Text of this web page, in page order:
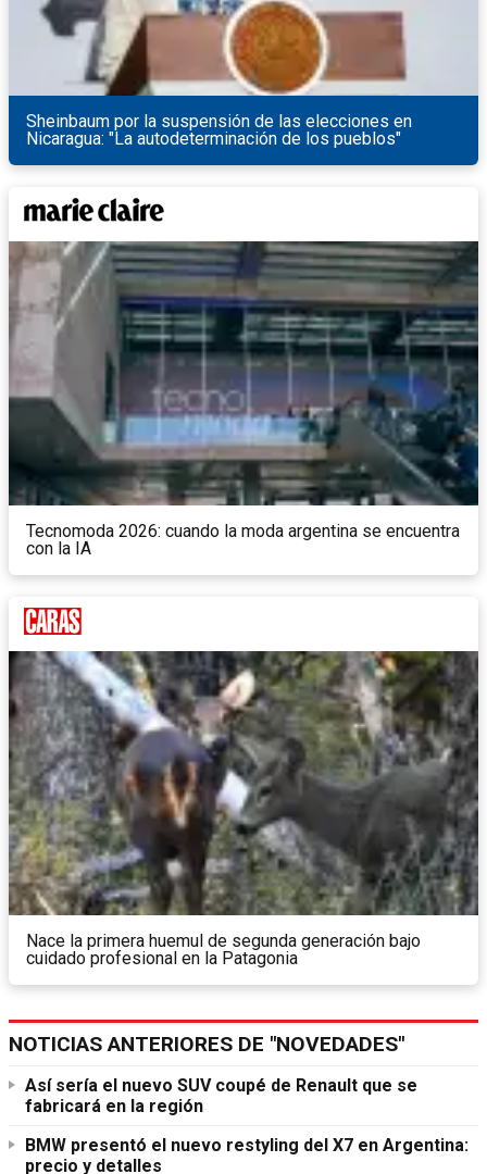
Sheinbaum por la suspensión de las elecciones en
Nicaragua: "La autodeterminación de los pueblos"
Tecnomoda 2026: cuando la moda argentina se encuentra
con la IA
Nace la primera huemul de segunda generación bajo
cuidado profesional en la Patagonia
NOTICIAS ANTERIORES DE "NOVEDADES"
Así sería el nuevo SUV coupé de Renault que se
fabricará en la región
BMW presentó el nuevo restyling del X7 en Argentina:
precio y detalles